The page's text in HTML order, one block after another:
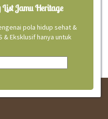
Jamu Heritage
pola hidup sehat &
& Eksklusif hanya untuk